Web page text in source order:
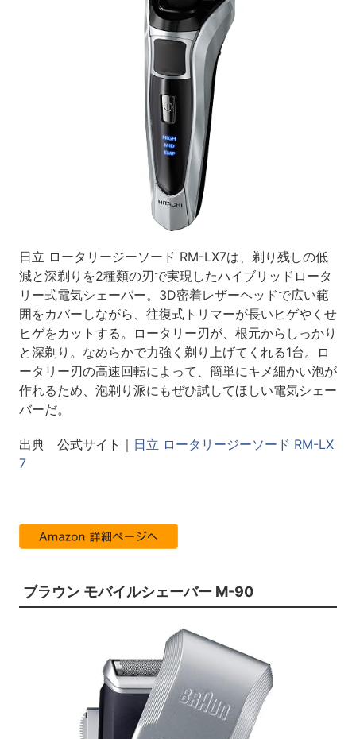
日立 ロータリージーソード RM-LX7は、剃り残しの低
減と深剃りを2種類の刃で実現したハイブリッドロータ
リー式電気シェーバー。3D密着レザーヘッドで広い範
囲をカバーしながら、往復式トリマーが長いヒゲやくせ
ヒゲをカットする。ロータリー刃が、根元からしっかり
と深剃り。なめらかで力強く剃り上げてくれる1台。ロ
ータリー刃の高速回転によって、簡単にキメ細かい泡が
作れるため、泡剃り派にもぜひ試してほしい電気シェー
バーだ。
出典 公式サイト｜ 日立 ロータリージーソード RM-LX
7
ブラウン モバイルシェーバー M-90